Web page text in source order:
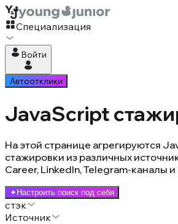
Специализация
Войти
Автоотклики
JavaScript
На этой странице агрегируются
стажировки из различных
Career, LinkedIn, Telegram-каналы
✦ Настроить поиск под себя
стэк
Источник